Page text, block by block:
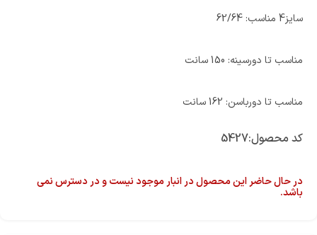
سایز4 مناسب: 62/64
مناسب تا دورسینه: 150 سانت
مناسب تا دورباسن: 162 سانت
کد محصول:5427
در حال حاضر این محصول در انبار موجود نیست و در دسترس نمی
باشد.